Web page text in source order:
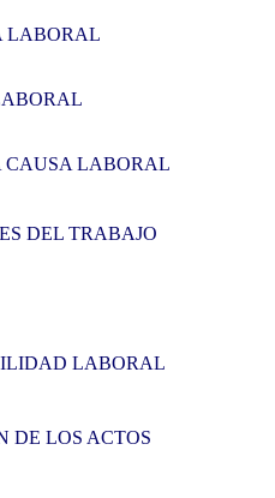
LABORAL
CAUSA LABORAL
DEL TRABAJO
LABORAL
DE LOS ACTOS